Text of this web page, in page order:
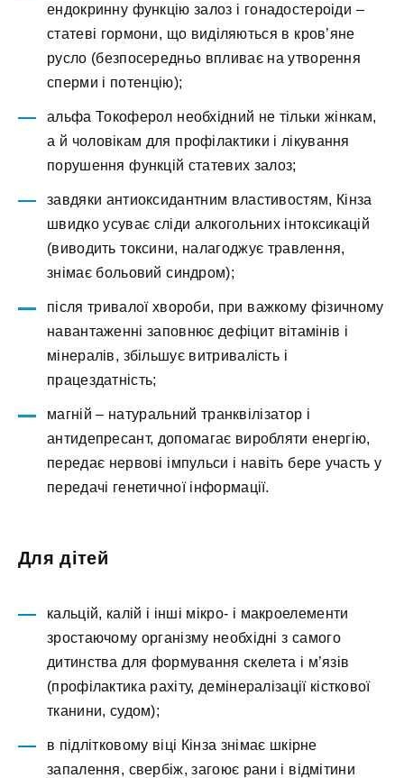
ендокринну функцію залоз і гонадостероіди –
статеві гормони, що виділяються в кров’яне
русло (безпосередньо впливає на утворення
сперми і потенцію);
альфа Токоферол необхідний не тільки жінкам,
а й чоловікам для профілактики і лікування
порушення функцій статевих залоз;
завдяки антиоксидантним властивостям, Кінза
швидко усуває сліди алкогольних інтоксикацій
(виводить токсини, налагоджує травлення,
знімає больовий синдром);
після тривалої хвороби, при важкому фізичному
навантаженні заповнює дефіцит вітамінів і
мінералів, збільшує витривалість і
працездатність;
магній – натуральний транквілізатор і
антидепресант, допомагає виробляти енергію,
передає нервові імпульси і навіть бере участь у
передачі генетичної інформації.
Для дітей
кальцій, калій і інші мікро- і макроелементи
зростаючому організму необхідні з самого
дитинства для формування скелета і м’язів
(профілактика рахіту, демінералізації кісткової
тканини, судом);
в підлітковому віці Кінза знімає шкірне
запалення, свербіж, загоює рани і відмітини